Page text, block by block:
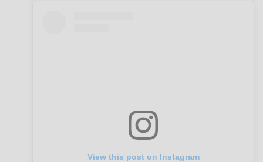
View this post on Instagram